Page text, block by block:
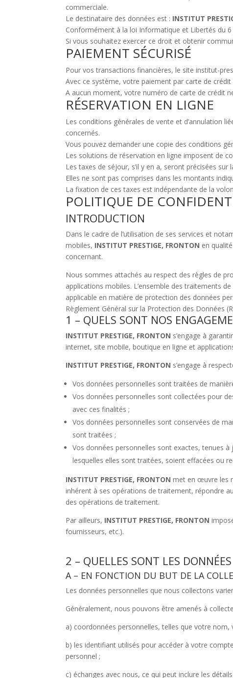
commerciale.
Le destinataire des données est : INSTITUT
Conformément à la loi Informatique et Libertés du
Si vous souhaitez exercer ce droit et obtenir
PAIEMENT SÉCURISÉ
Pour vos transactions financières, le site institut-
Avec ce système, votre paiement par carte de
A aucun moment, votre numéro de carte de crédit
RÉSERVATION EN LIGNE
Les conditions générales de vente et d’annulation
concernés.
Vous pouvez demander une copie des conditions
Les solutions de réservation en ligne imposent de
Les taxes de séjour, s’il y en a, seront précisées sur
Elles ne sont pas comprises dans les montants
La fixation de ces taxes est indépendante de la
POLITIQUE DE
INTRODUCTION
Dans le cadre de l’utilisation de ses services et
mobiles, INSTITUT PRESTIGE, FRONTON en
concernant.
Nous sommes attachés au respect des règles de
applications mobiles. L’ensemble des traitements
applicable en matière de protection des données
Règlement Général sur la Protection des Données
1 – QUELS SONT NOS
INSTITUT PRESTIGE, FRONTON s’engage à
internet, site mobile, boutique en ligne et
INSTITUT PRESTIGE, FRONTON s’engage à
Vos données personnelles sont traitées de
Vos données personnelles sont collectées pour
avec ces finalités ;
Vos données personnelles sont conservées de
sont traitées ;
Vos données personnelles sont exactes, tenues
lesquelles elles sont traitées, soient effacées ou
INSTITUT PRESTIGE, FRONTON met en œuvre les
inhérent à ses opérations de traitement, répondre
des opérations de traitement.
Par ailleurs, INSTITUT PRESTIGE, FRONTON
fournisseurs, etc.).
2 – QUELLES SONT LES
A – EN FONCTION DU BUT DE LA
Les données personnelles que nous collectons
Généralement, nous pouvons être amenés à
a) coordonnées personnelles, telles que votre
b) les identifiant utilisés pour accéder à votre
personnel ;
c) échanges avec nous, ce qui peut inclure les